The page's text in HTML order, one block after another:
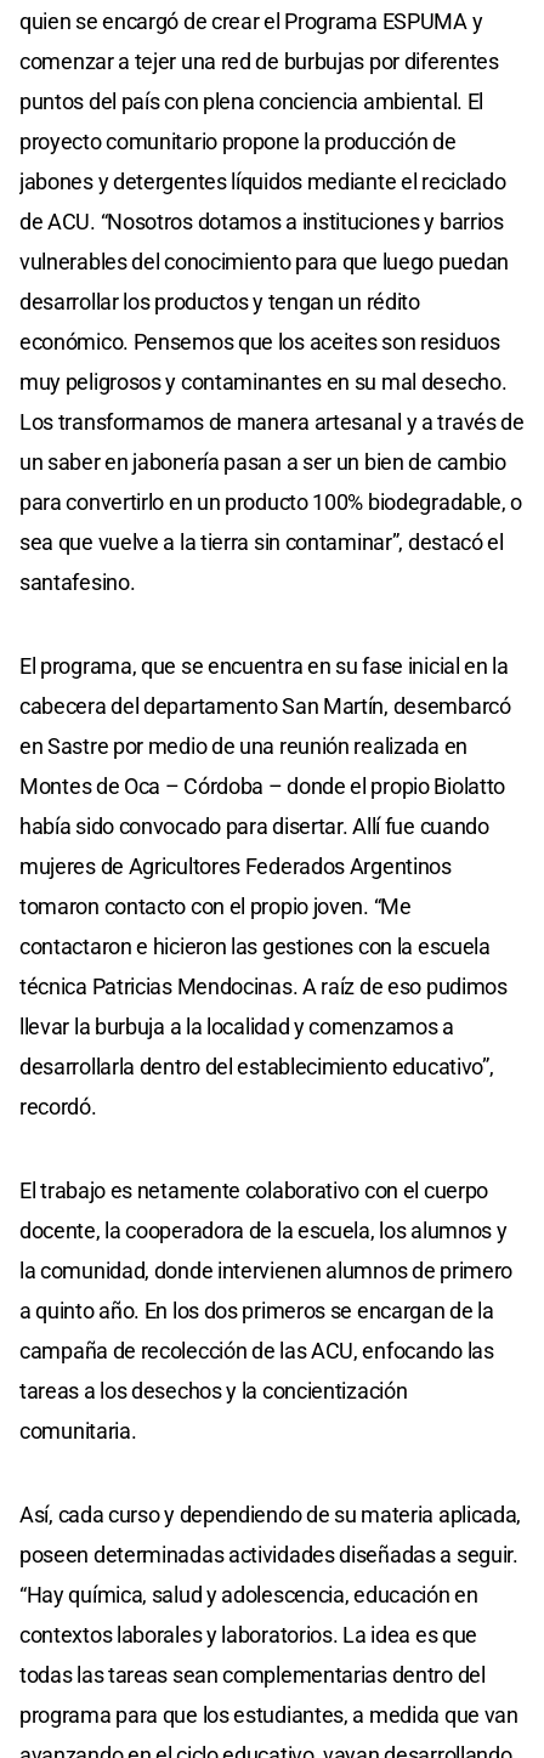
quien se encargó de crear el Programa ESPUMA y
comenzar a tejer una red de burbujas por diferentes
puntos del país con plena conciencia ambiental. El
proyecto comunitario propone la producción de
jabones y detergentes líquidos mediante el reciclado
de ACU. “Nosotros dotamos a instituciones y barrios
vulnerables del conocimiento para que luego puedan
desarrollar los productos y tengan un rédito
económico. Pensemos que los aceites son residuos
muy peligrosos y contaminantes en su mal desecho.
Los transformamos de manera artesanal y a través de
un saber en jabonería pasan a ser un bien de cambio
para convertirlo en un producto 100% biodegradable, o
sea que vuelve a la tierra sin contaminar”, destacó el
santafesino.
El programa, que se encuentra en su fase inicial en la
cabecera del departamento San Martín, desembarcó
en Sastre por medio de una reunión realizada en
Montes de Oca – Córdoba – donde el propio Biolatto
había sido convocado para disertar. Allí fue cuando
mujeres de Agricultores Federados Argentinos
tomaron contacto con el propio joven. “Me
contactaron e hicieron las gestiones con la escuela
técnica Patricias Mendocinas. A raíz de eso pudimos
llevar la burbuja a la localidad y comenzamos a
desarrollarla dentro del establecimiento educativo”,
recordó.
El trabajo es netamente colaborativo con el cuerpo
docente, la cooperadora de la escuela, los alumnos y
la comunidad, donde intervienen alumnos de primero
a quinto año. En los dos primeros se encargan de la
campaña de recolección de las ACU, enfocando las
tareas a los desechos y la concientización
comunitaria.
Así, cada curso y dependiendo de su materia aplicada,
poseen determinadas actividades diseñadas a seguir.
“Hay química, salud y adolescencia, educación en
contextos laborales y laboratorios. La idea es que
todas las tareas sean complementarias dentro del
programa para que los estudiantes, a medida que van